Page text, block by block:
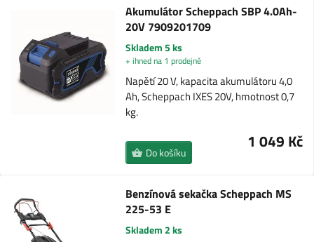
Akumulátor Scheppach SBP 4.0Ah-
20V 7909201709
Skladem 5 ks
+ ihned na 1 prodejně
Napětí 20 V, kapacita akumulátoru 4,0
Ah, Scheppach IXES 20V, hmotnost 0,7
kg.
1 049 Kč
Do košíku
Benzínová sekačka Scheppach MS
225-53 E
Skladem 2 ks